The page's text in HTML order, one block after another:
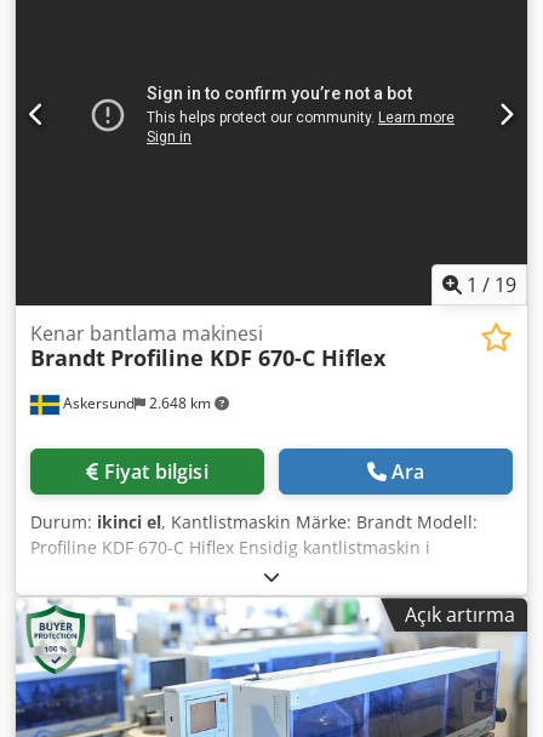
agent application Jointing milling unit: 2 x 2.2 kW 1 x with
and 1 x against feed direction
1 / 19
Askersund 2.648 km
Kenar bantlama makinesi
Brandt Profiline KDF 670-C Hiflex
Fiyat bilgisi Ara
Durum: ikinci el, Kantlistmaskin Märke: Brandt Modell:
Profiline KDF 670-C Hiflex Ensidig kantlistmaskin i
högerutförande för smältlimning. Snabbväxlingsenhet för
smältlim. Bearbetning med PU-limgranulat möjlig enligt
limspecifikationer. Läcksäker limbehållare under limvals.
Exakt limapplicering på arbetsstycket med limvals, ingen
justering av arbetsstyckets tjocklek krävs. Limvals med
valbar rotationsriktning för mot- eller medmatning.
Limtemperaturen övervakas via elektronisk termostat.
Açık artırma